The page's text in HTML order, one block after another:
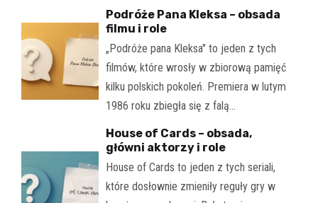
Podróże Pana Kleksa – obsada
filmu i role
„Podróże pana Kleksa" to jeden z tych
filmów, które wrosły w zbiorową pamięć
kilku polskich pokoleń. Premiera w lutym
1986 roku zbiegła się z falą…
House of Cards – obsada,
główni aktorzy i role
House of Cards to jeden z tych seriali,
które dosłownie zmieniły reguły gry w